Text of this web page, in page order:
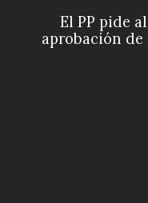
El PP pide
aprobación